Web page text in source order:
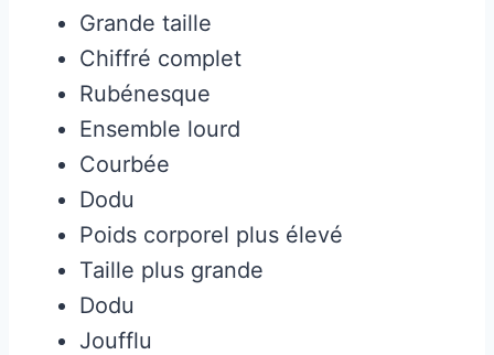
Grande taille
Chiffré complet
Rubénesque
Ensemble lourd
Courbée
Dodu
Poids corporel plus élevé
Taille plus grande
Dodu
Joufflu